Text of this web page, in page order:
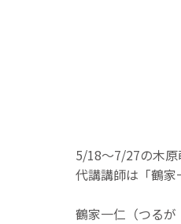
5/18～7/27の木
代講講師は「鶴家
鶴家一仁（つる